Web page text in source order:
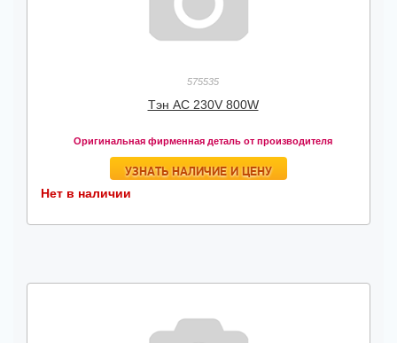
575535
Тэн AC 230V 800W
Оригинальная фирменная деталь от производителя
УЗНАТЬ НАЛИЧИЕ И ЦЕНУ
Нет в наличии